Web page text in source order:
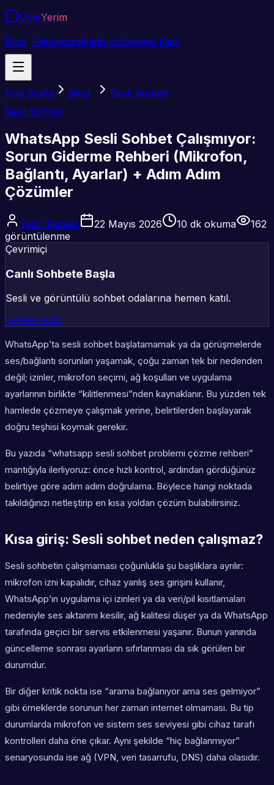
ChatYerim
Blog HakkımızdaİletişimSohbete Katıl
Ana Sayfa Blog
Sesli Sohbet
Sesli Sohbet
WhatsApp Sesli Sohbet Çalışmıyor:
Sorun Giderme Rehberi (Mikrofon,
Bağlantı, Ayarlar) + Adım Adım
Çözümler
Yasin Kaplan 22 Mayıs 2026 10 dk okuma
162
görüntülenme
Çevrimiçi
Canlı Sohbete Başla
Sesli ve görüntülü sohbet odalarına hemen katıl.
Hemen Katıl
WhatsApp’ta sesli sohbet başlatamamak ya da görüşmelerde
ses/bağlantı sorunları yaşamak, çoğu zaman tek bir nedenden
değil; izinler, mikrofon seçimi, ağ koşulları ve uygulama
ayarlarının birlikte “kilitlenmesi”nden kaynaklanır. Bu yüzden tek
hamlede çözmeye çalışmak yerine, belirtilerden başlayarak
doğru teşhisi koymak gerekir.
Bu yazıda “whatsapp sesli sohbet problemi çözme rehberi”
mantığıyla ilerliyoruz: önce hızlı kontrol, ardından gördüğünüz
belirtiye göre adım adım doğrulama. Böylece hangi noktada
takıldığınızı netleştirip en kısa yoldan çözüm bulabilirsiniz.
Kısa giriş: Sesli sohbet neden çalışmaz?
Sesli sohbetin çalışmaması çoğunlukla şu başlıklara ayrılır:
mikrofon izni kapalıdır, cihaz yanlış ses girişini kullanır,
WhatsApp’ın uygulama içi izinleri ya da veri/pil kısıtlamaları
nedeniyle ses aktarımı kesilir, ağ kalitesi düşer ya da WhatsApp
tarafında geçici bir servis etkilenmesi yaşanır. Bunun yanında
güncelleme sonrası ayarların sıfırlanması da sık görülen bir
durumdur.
Bir diğer kritik nokta ise “arama bağlanıyor ama ses gelmiyor”
gibi örneklerde sorunun her zaman internet olmaması. Bu tip
durumlarda mikrofon ve sistem ses seviyesi gibi cihaz tarafı
kontrolleri daha öne çıkar. Aynı şekilde “hiç bağlanmıyor”
senaryosunda ise ağ (VPN, veri tasarrufu, DNS) daha olasıdır.